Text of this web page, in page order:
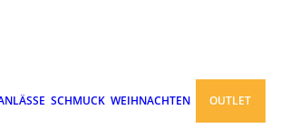
SCHMUCK WEIHNACHTEN OUTLET